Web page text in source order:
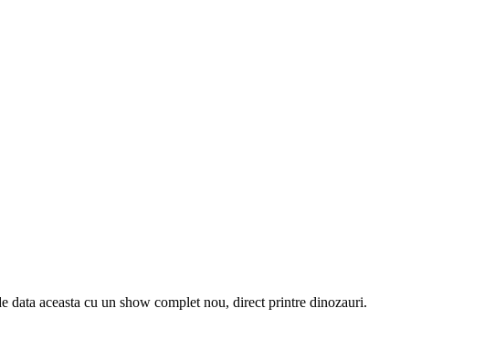
data aceasta cu un show complet nou, direct printre dinozauri.